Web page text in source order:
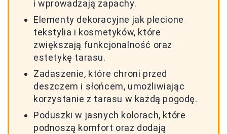
i wprowadzają zapachy.
Elementy dekoracyjne jak plecione
tekstylia i kosmetyków, które
zwiększają funkcjonalność oraz
estetykę tarasu.
Zadaszenie, które chroni przed
deszczem i słońcem, umożliwiając
korzystanie z tarasu w każdą pogodę.
Poduszki w jasnych kolorach, które
podnoszą komfort oraz dodają